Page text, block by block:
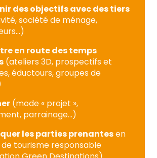
des objectifs avec des tiers
société de ménage,
en route des temps
(ateliers 3D, prospectifs et
éductours, groupes de
(mode « projet »,
parrainage…)
les parties prenantesen
tourisme responsable